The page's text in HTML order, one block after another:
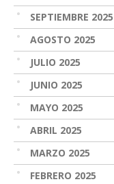
SEPTIEMBRE 2025
AGOSTO 2025
JULIO 2025
JUNIO 2025
MAYO 2025
ABRIL 2025
MARZO 2025
FEBRERO 2025